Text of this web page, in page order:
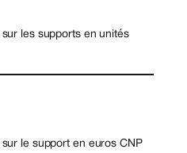
les supports en unités
le support en euros CNP